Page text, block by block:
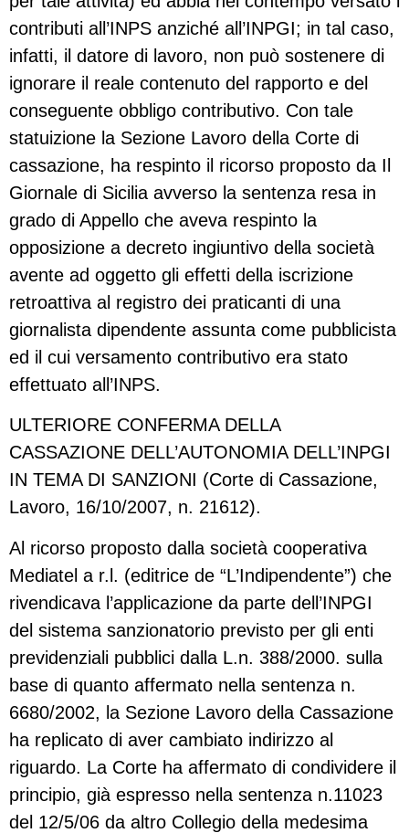
contributi all’INPS anziché all’INPGI; in tal caso,
infatti, il datore di lavoro, non può sostenere di
ignorare il reale contenuto del rapporto e del
conseguente obbligo contributivo. Con tale
statuizione la Sezione Lavoro della Corte di
cassazione, ha respinto il ricorso proposto da Il
Giornale di Sicilia avverso la sentenza resa in
grado di Appello che aveva respinto la
opposizione a decreto ingiuntivo della società
avente ad oggetto gli effetti della iscrizione
retroattiva al registro dei praticanti di una
giornalista dipendente assunta come pubblicista
ed il cui versamento contributivo era stato
effettuato all’INPS.
ULTERIORE CONFERMA DELLA
CASSAZIONE DELL’AUTONOMIA DELL’INPGI
IN TEMA DI SANZIONI (Corte di Cassazione,
Lavoro, 16/10/2007, n. 21612).
Al ricorso proposto dalla società cooperativa
Mediatel a r.l. (editrice de “L’Indipendente”) che
rivendicava l’applicazione da parte dell’INPGI
del sistema sanzionatorio previsto per gli enti
previdenziali pubblici dalla L.n. 388/2000. sulla
base di quanto affermato nella sentenza n.
6680/2002, la Sezione Lavoro della Cassazione
ha replicato di aver cambiato indirizzo al
riguardo. La Corte ha affermato di condividere il
principio, già espresso nella sentenza n.11023
del 12/5/06 da altro Collegio della medesima